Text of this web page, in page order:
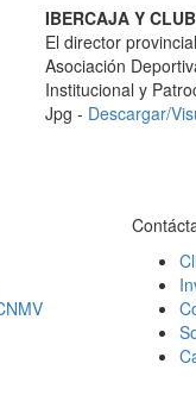
IBERCAJA Y
El director
Asociación
Institucional y
Jpg - Descargar/